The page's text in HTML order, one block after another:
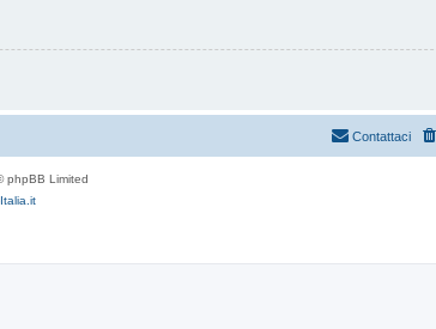
Contattaci
phpBB Limited